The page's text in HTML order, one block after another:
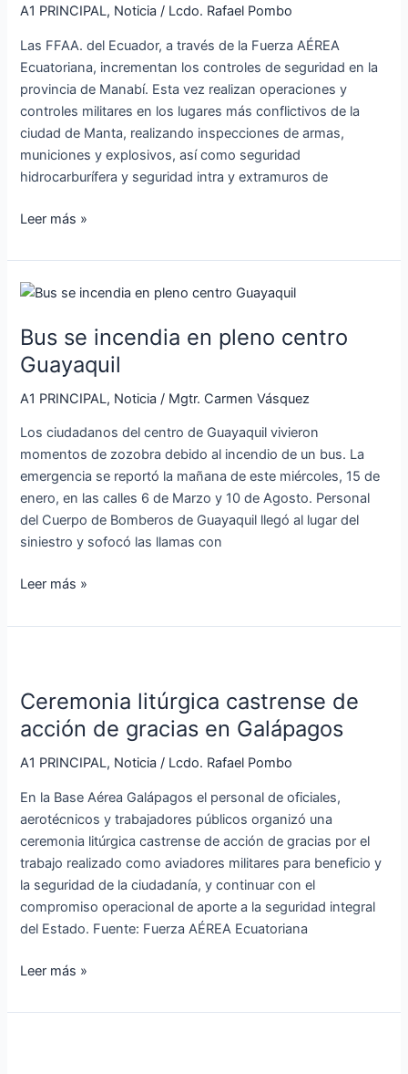
A1 PRINCIPAL, Noticia / Lcdo. Rafael Pombo
Las FFAA. del Ecuador, a través de la Fuerza AÉREA
Ecuatoriana, incrementan los controles de seguridad en la
provincia de Manabí. Esta vez realizan operaciones y
controles militares en los lugares más conflictivos de la
ciudad de Manta, realizando inspecciones de armas,
municiones y explosivos, así como seguridad
hidrocarburífera y seguridad intra y extramuros de
en
provincia
de
Manabí
Leer más »
Bus se incendia en pleno centro
Guayaquil
A1 PRINCIPAL, Noticia / Mgtr. Carmen Vásquez
Los ciudadanos del centro de Guayaquil vivieron
momentos de zozobra debido al incendio de un bus. La
emergencia se reportó la mañana de este miércoles, 15 de
enero, en las calles 6 de Marzo y 10 de Agosto. Personal
del Cuerpo de Bomberos de Guayaquil llegó al lugar del
siniestro y sofocó las llamas con
Bus
incendia
en
pleno
centro
Leer más »
Ceremonia litúrgica castrense de
acción de gracias en Galápagos
A1 PRINCIPAL, Noticia / Lcdo. Rafael Pombo
En la Base Aérea Galápagos el personal de oficiales,
aerotécnicos y trabajadores públicos organizó una
ceremonia litúrgica castrense de acción de gracias por el
trabajo realizado como aviadores militares para beneficio y
la seguridad de la ciudadanía, y continuar con el
compromiso operacional de aporte a la seguridad integral
del Estado. Fuente: Fuerza AÉREA Ecuatoriana
castrense
de
de
Leer más »